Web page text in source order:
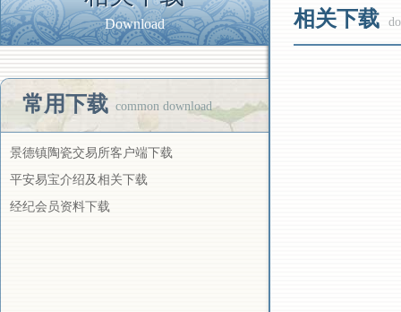
Download
常用下载 common download
景德镇陶瓷交易所客户端下载
平安易宝介绍及相关下载
经纪会员资料下载
相关下载